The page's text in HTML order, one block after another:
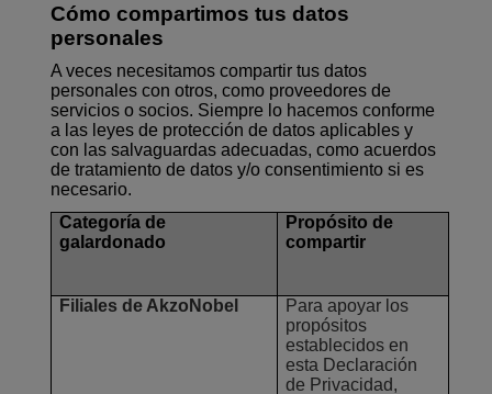
Cómo compartimos tus datos
personales
A veces necesitamos compartir tus datos
personales con otros, como proveedores de
servicios o socios. Siempre lo hacemos conforme
a las leyes de protección de datos aplicables y
con las salvaguardas adecuadas, como acuerdos
de tratamiento de datos y/o consentimiento si es
necesario.
Categoría de
galardonado
Propósito de
compartir
Filiales de AkzoNobel
Para apoyar los
propósitos
establecidos en
esta Declaración
de Privacidad,